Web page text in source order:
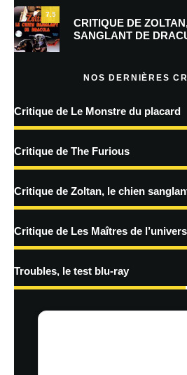
Prévenez-moi de tous les nouveaux
Prévenez-moi de tous les nouveaux articles
traitées
7.5
CRITIQUE DE
SANGLANT DE
NOS DERNIÈRES
Critique de Le Monstre du placard
Critique de The Furious
Critique de Zoltan, le chien
Critique de Les Maîtres de l’univers
Troubles, le test blu-ray